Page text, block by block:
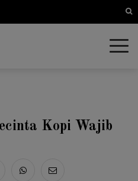
Kopi Wajib
twitteron tumblr
Share via whatsapp
Share via email